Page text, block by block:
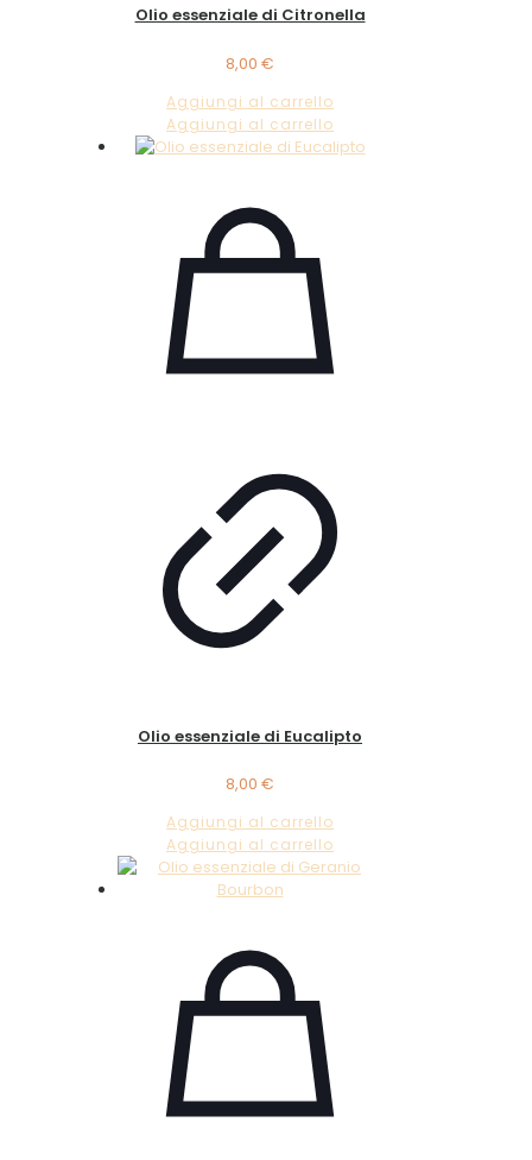
Olio essenziale di Citronella
8,00 €
Aggiungi al carrello
Aggiungi al carrello
Olio essenziale di Eucalipto
8,00 €
Aggiungi al carrello
Aggiungi al carrello